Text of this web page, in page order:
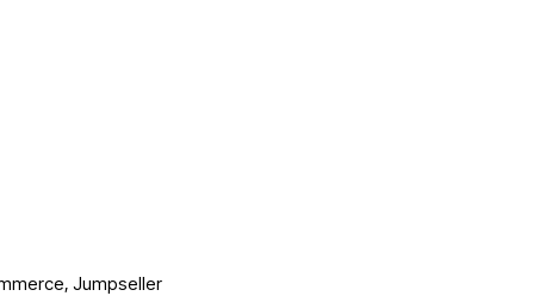
Jumpseller